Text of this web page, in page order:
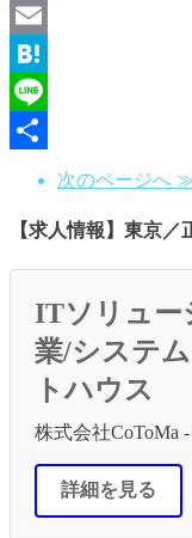
Twitter
Email
Hatena
Line
次のページへ
【求人情報】東京／
ITソリュー
業/システ
トハウス
株式会社CoToMa
詳細を見る